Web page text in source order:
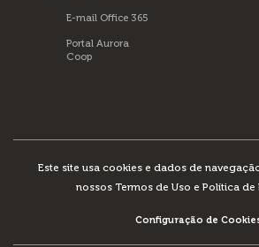
E-mail Office 365
Portal Aurora
Coop
Este site usa cookies e dados de
nossos Termos de Uso e Política de
Configuração de